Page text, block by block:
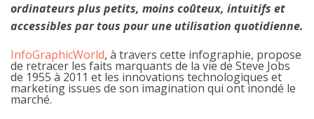
ordinateurs plus petits, moins coûteux, intuitifs et
accessibles par tous pour une utilisation quotidienne.
InfoGraphicWorld, à travers cette infographie, propose
de retracer les faits marquants de la vie de Steve Jobs
de 1955 à 2011 et les innovations technologiques et
marketing issues de son imagination qui ont inondé le
marché.